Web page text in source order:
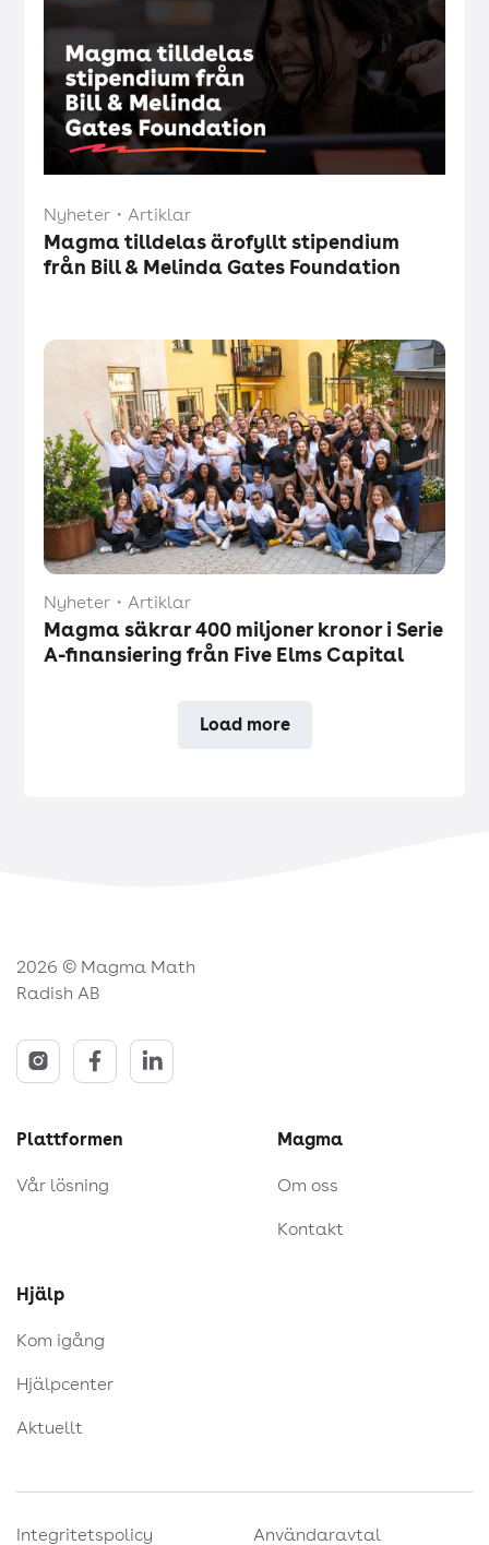
Nyheter ・ Artiklar
Magma tilldelas ärofyllt stipendium
från Bill & Melinda Gates Foundation
Nyheter ・ Artiklar
Magma säkrar 400 miljoner kronor i Serie
A-finansiering från Five Elms Capital
Load more
2026 © Magma Math
Radish AB
Plattformen
Vår lösning
Magma
Om oss
Kontakt
Hjälp
Kom igång
Hjälpcenter
Aktuellt
Integritetspolicy Användaravtal